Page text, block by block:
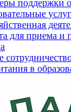
поддержки
для приема и
в